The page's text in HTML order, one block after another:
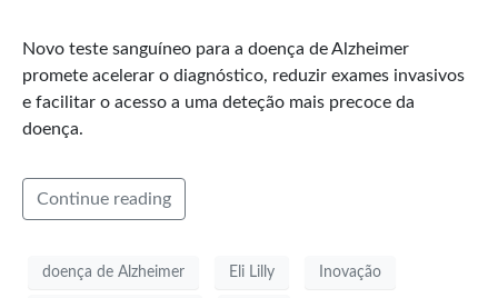
Novo teste sanguíneo para a doença de Alzheimer
promete acelerar o diagnóstico, reduzir exames invasivos
e facilitar o acesso a uma deteção mais precoce da
doença.
Continue reading
doença de Alzheimer Eli Lilly Inovação